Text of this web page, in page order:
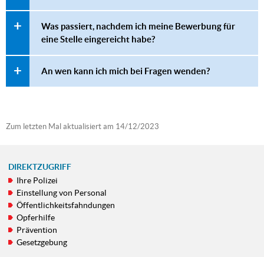
Was passiert, nachdem ich meine Bewerbung für
eine Stelle eingereicht habe?
An wen kann ich mich bei Fragen wenden?
Zum letzten Mal aktualisiert am 14/12/2023
NAVIGATIONSMENÜ
DIREKTZUGRIFF
Ihre Polizei
Einstellung von Personal
Öffentlichkeitsfahndungen
Opferhilfe
Prävention
Gesetzgebung